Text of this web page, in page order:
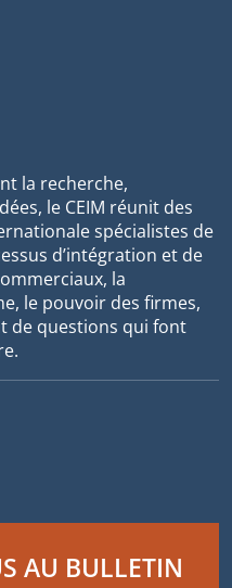
la recherche,
le CEIM réunit des
spécialistes de
d’intégration et de
la
le pouvoir des firmes,
de questions qui font
AU BULLETIN